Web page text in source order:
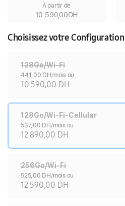
À partir de
10 590,00DH
Choisissez votre Configuration
128Go/Wi-Fi
441,00 DH/mois ou
10 590,00 DH
128Go/Wi-Fi-Cellular
537,00 DH/mois ou
12 890,00 DH
256Go/Wi-Fi
525,00 DH/mois ou
12 590,00 DH